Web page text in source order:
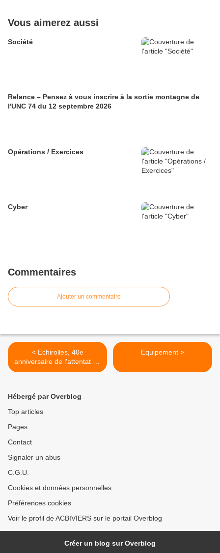
Vous aimerez aussi
Société
Relance – Pensez à vous inscrire à la sortie montagne de
l'UNC 74 du 12 septembre 2026
Opérations / Exercices
Cyber
Commentaires
Ajouter un commentaire
< Echirolles, 40e
anniversaire de l'attentat du
Drakkar (Liban 1983),
Equipement >
Hébergé par Overblog
Top articles
Pages
Contact
Signaler un abus
C.G.U.
Cookies et données personnelles
Préférences cookies
Voir le profil de ACBIVIERS sur le portail Overblog
Créer un blog sur Overblog